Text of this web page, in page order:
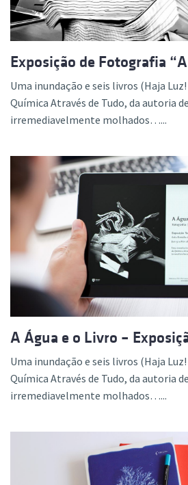
Exposição de Fotografia
Uma inundação e seis livros (Haja
Química Através de Tudo, da autoria
irremediavelmente molhados…...
A Água e o Livro –
Uma inundação e seis livros (Haja
Química Através de Tudo, da autoria
irremediavelmente molhados…...